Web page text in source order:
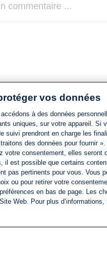
commentaire ...
vos données
à des données
uniques, sur votre appareil. Si
suivi prendront en charge les
des données pour fournir
votre consentement, elles seront
il est possible que certains
pas pertinents pour vous. Vous
ou pour retirer votre
en bas de page. Les
Web. Pour plus d’informations,